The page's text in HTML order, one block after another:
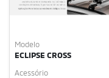
Modelo
ECLIPSE CROSS
Acessório